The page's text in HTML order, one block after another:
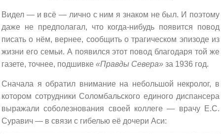
Видел — и всё — лично с ним я знаком не был. И поэтому
даже не предполагал, что когда-нибудь появится повод
писать о нём, вернее, сообщить о трагическом эпизоде из
жизни его семьи. А появился этот повод благодаря той же
газете, точнее, подшивке «Правды Севера» за 1936 год.
Сначала я обратил внимание на небольшой некролог, в
котором сотрудники Соломбальского единого диспансера
выражали соболезнования своей коллеге — врачу Е.С.
Суравич — в связи с гибелью её дочери Аси: